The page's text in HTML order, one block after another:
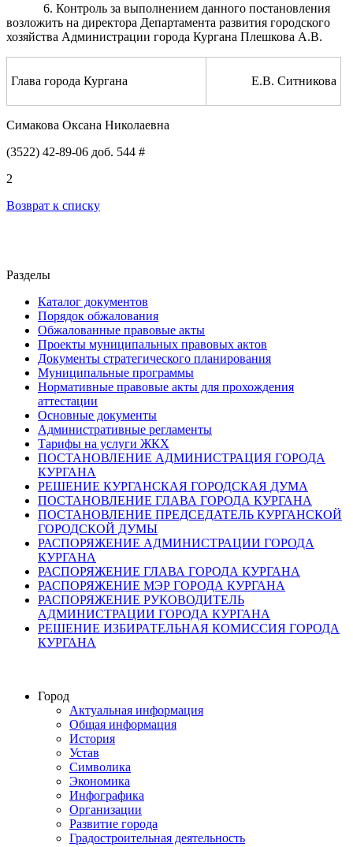
6. Контроль за выполнением данного постановления
возложить на директора Департамента развития городского
хозяйства Администрации города Кургана Плешкова А.В.
Глава города Кургана Е.В. Ситникова
Симакова Оксана Николаевна
(3522) 42-89-06 доб. 544 #
2
Возврат к списку
Разделы
Каталог документов
Порядок обжалования
Обжалованные правовые акты
Проекты муниципальных правовых актов
Документы стратегического планирования
Муниципальные программы
Нормативные правовые акты для прохождения
аттестации
Основные документы
Административные регламенты
Тарифы на услуги ЖКХ
ПОСТАНОВЛЕНИЕ АДМИНИСТРАЦИЯ ГОРОДА
КУРГАНА
РЕШЕНИЕ КУРГАНСКАЯ ГОРОДСКАЯ ДУМА
ПОСТАНОВЛЕНИЕ ГЛАВА ГОРОДА КУРГАНА
ПОСТАНОВЛЕНИЕ ПРЕДСЕДАТЕЛЬ КУРГАНСКОЙ
ГОРОДСКОЙ ДУМЫ
РАСПОРЯЖЕНИЕ АДМИНИСТРАЦИИ ГОРОДА
КУРГАНА
РАСПОРЯЖЕНИЕ ГЛАВА ГОРОДА КУРГАНА
РАСПОРЯЖЕНИЕ МЭР ГОРОДА КУРГАНА
РАСПОРЯЖЕНИЕ РУКОВОДИТЕЛЬ
АДМИНИСТРАЦИИ ГОРОДА КУРГАНА
РЕШЕНИЕ ИЗБИРАТЕЛЬНАЯ КОМИССИЯ ГОРОДА
КУРГАНА
Город
Актуальная информация
Общая информация
История
Устав
Символика
Экономика
Инфографика
Организации
Развитие города
Градостроительная деятельность